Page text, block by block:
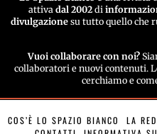
attiva dal 2002 di
divulgazione su tutto quello che
Vuoi collaborare con noi?
collaboratori e nuovi contenuti.
cerchiamo e
COS’È LO SPAZIO BIANCO LA